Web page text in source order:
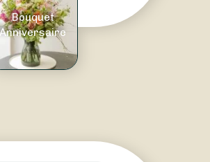
Bouquet
Anniversaire